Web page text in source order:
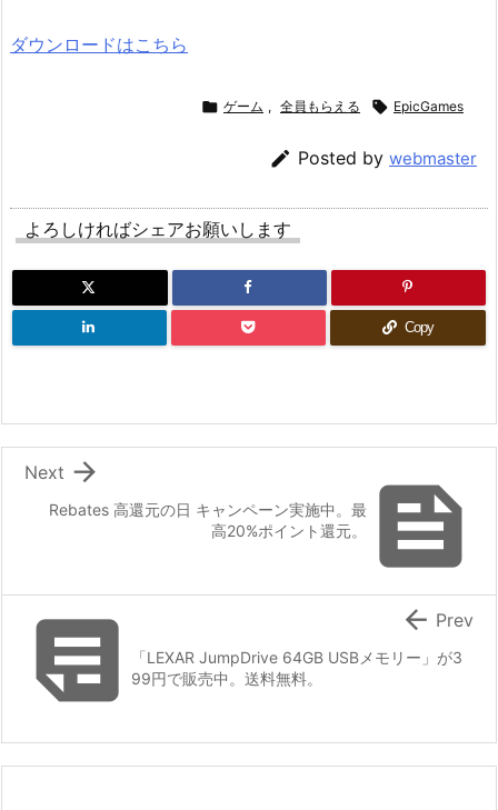
ダウンロードはこちら
 ゲーム , 全員もらえる  EpicGames
 Posted by webmaster
よろしければシェアお願いします
Copy

Rebates 高還元の日 キャンペーン実施中。最
高20%ポイント還元。

Next
 「LEXAR JumpDrive 64GB USBメモリー」が3
99円で販売中。送料無料。
 Prev